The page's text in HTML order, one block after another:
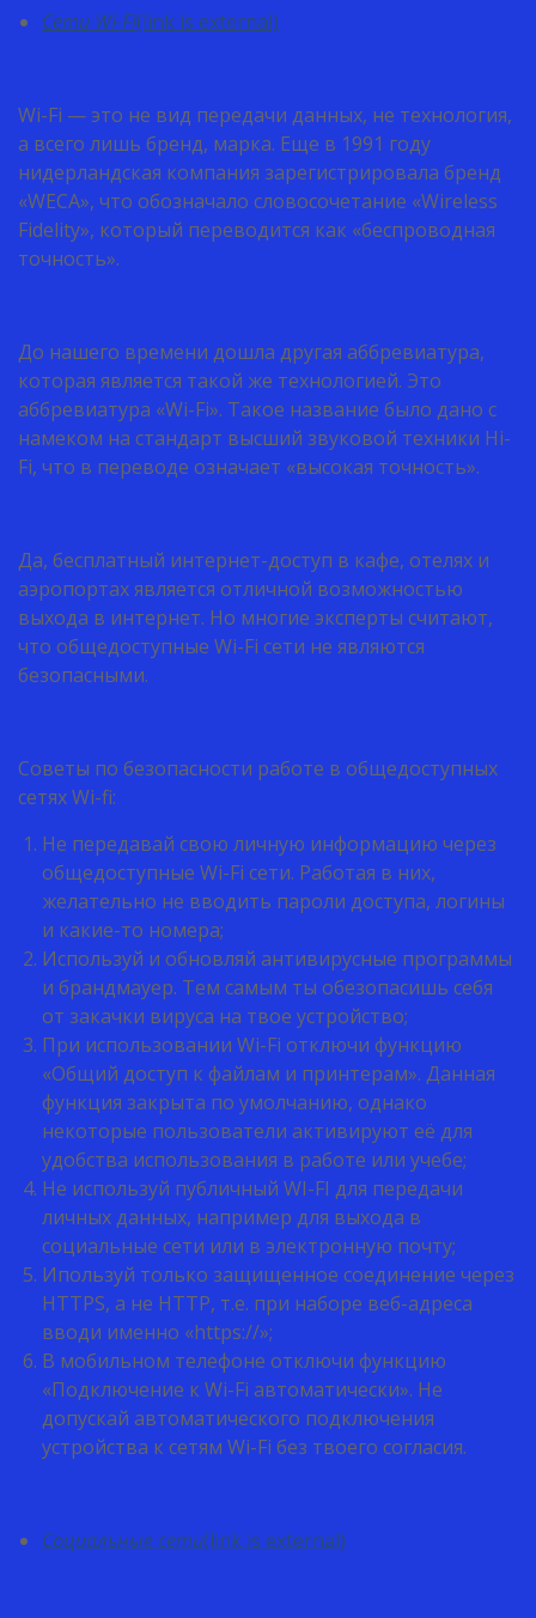
Сети WI-FI(link is external)
Wi-Fi — это не вид передачи данных, не технология,
а всего лишь бренд, марка. Еще в 1991 году
нидерландская компания зарегистрировала бренд
«WECA», что обозначало словосочетание «Wireless
Fidelity», который переводится как «беспроводная
точность».
До нашего времени дошла другая аббревиатура,
которая является такой же технологией. Это
аббревиатура «Wi-Fi». Такое название было дано с
намеком на стандарт высший звуковой техники Hi-
Fi, что в переводе означает «высокая точность».
Да, бесплатный интернет-доступ в кафе, отелях и
аэропортах является отличной возможностью
выхода в интернет. Но многие эксперты считают,
что общедоступные Wi-Fi сети не являются
безопасными.
Советы по безопасности работе в общедоступных
сетях Wi-fi:
Не передавай свою личную информацию через
общедоступные Wi-Fi сети. Работая в них,
желательно не вводить пароли доступа, логины
и какие-то номера;
Используй и обновляй антивирусные программы
и брандмауер. Тем самым ты обезопасишь себя
от закачки вируса на твое устройство;
При использовании Wi-Fi отключи функцию
«Общий доступ к файлам и принтерам». Данная
функция закрыта по умолчанию, однако
некоторые пользователи активируют её для
удобства использования в работе или учебе;
Не используй публичный WI-FI для передачи
личных данных, например для выхода в
социальные сети или в электронную почту;
Ипользуй только защищенное соединение через
HTTPS, а не НТТР, т.е. при наборе веб-адреса
вводи именно «https://»;
В мобильном телефоне отключи функцию
«Подключение к Wi-Fi автоматически». Не
допускай автоматического подключения
устройства к сетям Wi-Fi без твоего согласия.
Социальные сети(link is external)